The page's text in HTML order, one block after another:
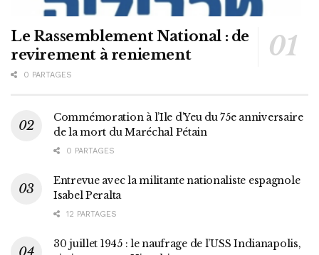
Le Rassemblement National : de
revirement à reniement
0 PARTAGES
Commémoration à l’Ile d’Yeu du 75e anniversaire
de la mort du Maréchal Pétain
0 PARTAGES
Entrevue avec la militante nationaliste espagnole
Isabel Peralta
12 PARTAGES
30 juillet 1945 : le naufrage de l’USS Indianapolis,